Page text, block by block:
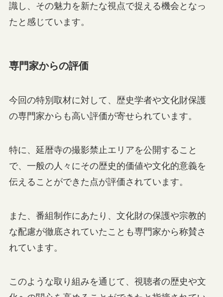
識し、その魅力を新たな視点で捉える機会となっ
たと感じています。
専門家からの評価
今回の特別取材に対して、歴史学者や文化財保護
の専門家からも高い評価が寄せられています。
特に、延暦寺の撮影禁止エリアを公開すること
で、一般の人々にその歴史的価値や文化的意義を
伝えることができた点が評価されています。
また、番組制作にあたり、文化財の保護や宗教的
な配慮が徹底されていたことも専門家から称賛さ
れています。
このような取り組みを通じて、視聴者の歴史や文